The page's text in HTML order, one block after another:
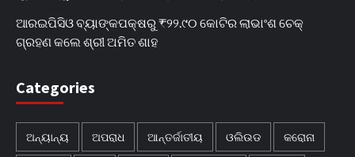
ଆରଇପିସିଓ ବ୍ୟାଙ୍କପକ୍ଷରୁ ₹୨୨.୯୦ କୋଟିର ଲାଭାଂଶ ଚେକ୍
ଗ୍ରହଣ କଲେ ଶ୍ରୀ ଅମିତ ଶାହ
Categories
ଅନ୍ୟାନ୍ୟ ଅପରାଧ ଆନ୍ତର୍ଜାତୀୟ ଓଲିଉଡ କରୋନା